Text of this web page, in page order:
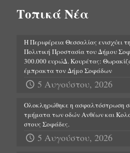
Τοπικά Νέα
Η Περιφέρεια Θεσσαλίας ενισχύει
Πολιτική Προστασία του Δήμου
300.000 ευρώΔ. Κουρέτας:
έμπρακτα τον Δήμο Σοφάδων
5 Αυγούστου, 2026
Ολοκληρώθηκε η ασφαλτόστρωση
τμήματα των οδών Ανθέων και
στους Σοφάδες.
5 Αυγούστου, 2026